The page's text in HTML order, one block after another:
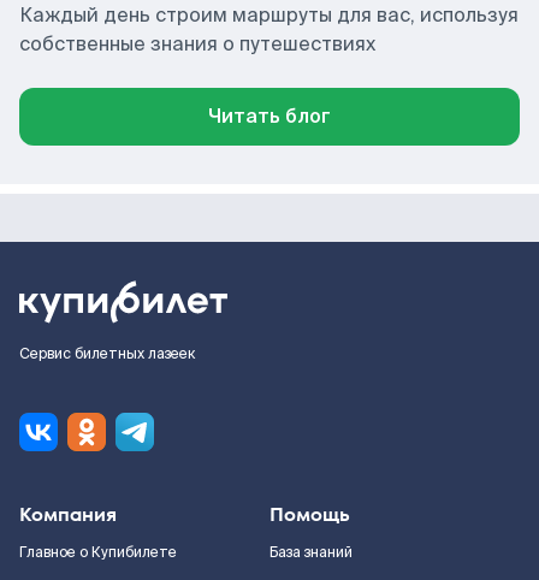
Каждый день строим маршруты для вас, используя
собственные знания о путешествиях
Читать блог
Сервис билетных лазеек
Компания
Главное о Купибилете
Помощь
База знаний